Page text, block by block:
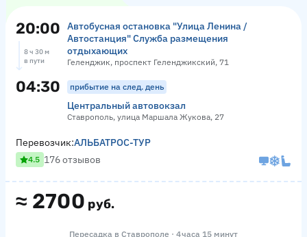
20:00
Автобусная остановка "Улица Ленина /
Автостанция" Служба размещения
отдыхающих
Геленджик, проспект Геленджикский, 71
8 ч 30 м
в пути
04:30 прибытие на след. день
Центральный автовокзал
Ставрополь, улица Маршала Жукова, 27
≈ 2700 руб.
Перевозчик:АЛЬБАТРОС-ТУР
4.5 176 отзывов
Пересадка в Ставрополе · 4 часа 15 минут